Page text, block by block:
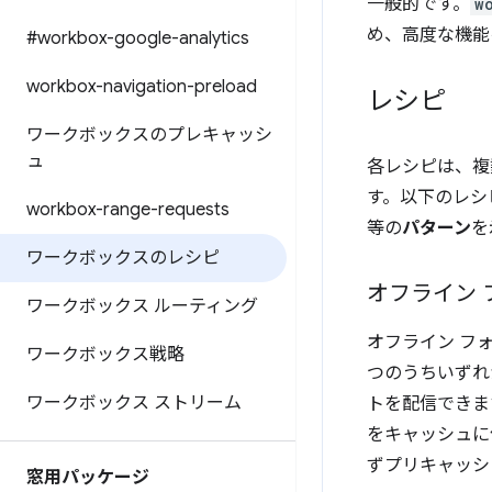
#workbox-google-analytics
workbox-navigation-preload
ワークボックスのプレキャッシ
ュ
workbox-range-requests
ワークボックスのレシピ
ワークボックス ルーティング
ワークボックス戦略
ワークボックス ストリーム
窓用パッケージ
一般的です。
め、高度な機
レシピ
各レシピは、
す。以下のレ
等のパターン
オフライン
オフライン フ
つのうちいず
トを配信でき
をキャッシュ
ずプリキャッ